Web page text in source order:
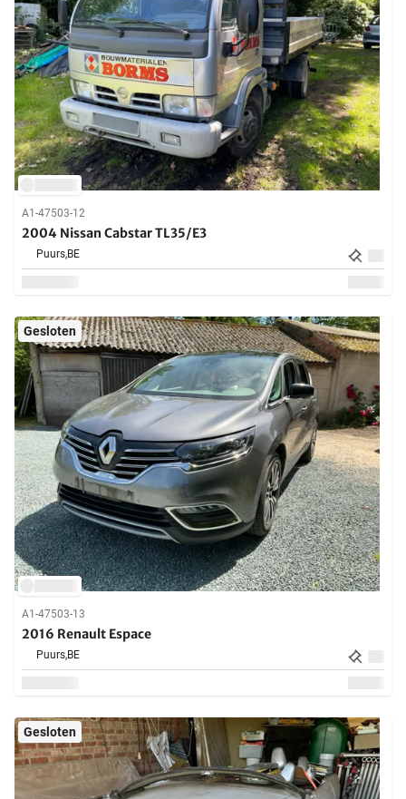
A1-47503-12
2004 Nissan Cabstar TL35/E3
Puurs,BE
Gesloten
A1-47503-13
2016 Renault Espace
Puurs,BE
Gesloten